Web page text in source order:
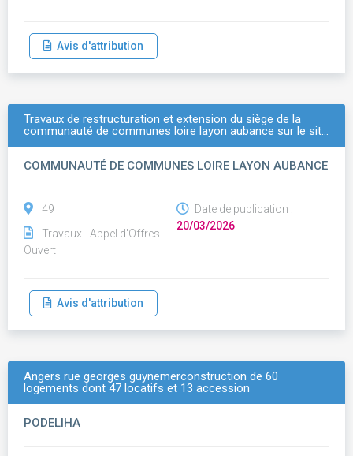
Avis d'attribution
Travaux de restructuration et extension du siège de la
communauté de communes loire layon aubance sur le sit…
COMMUNAUTÉ DE COMMUNES LOIRE LAYON AUBANCE
49
Travaux - Appel d'Offres
Ouvert
Date de publication :
20/03/2026
Avis d'attribution
Angers rue georges guynemerconstruction de 60
logements dont 47 locatifs et 13 accession
PODELIHA